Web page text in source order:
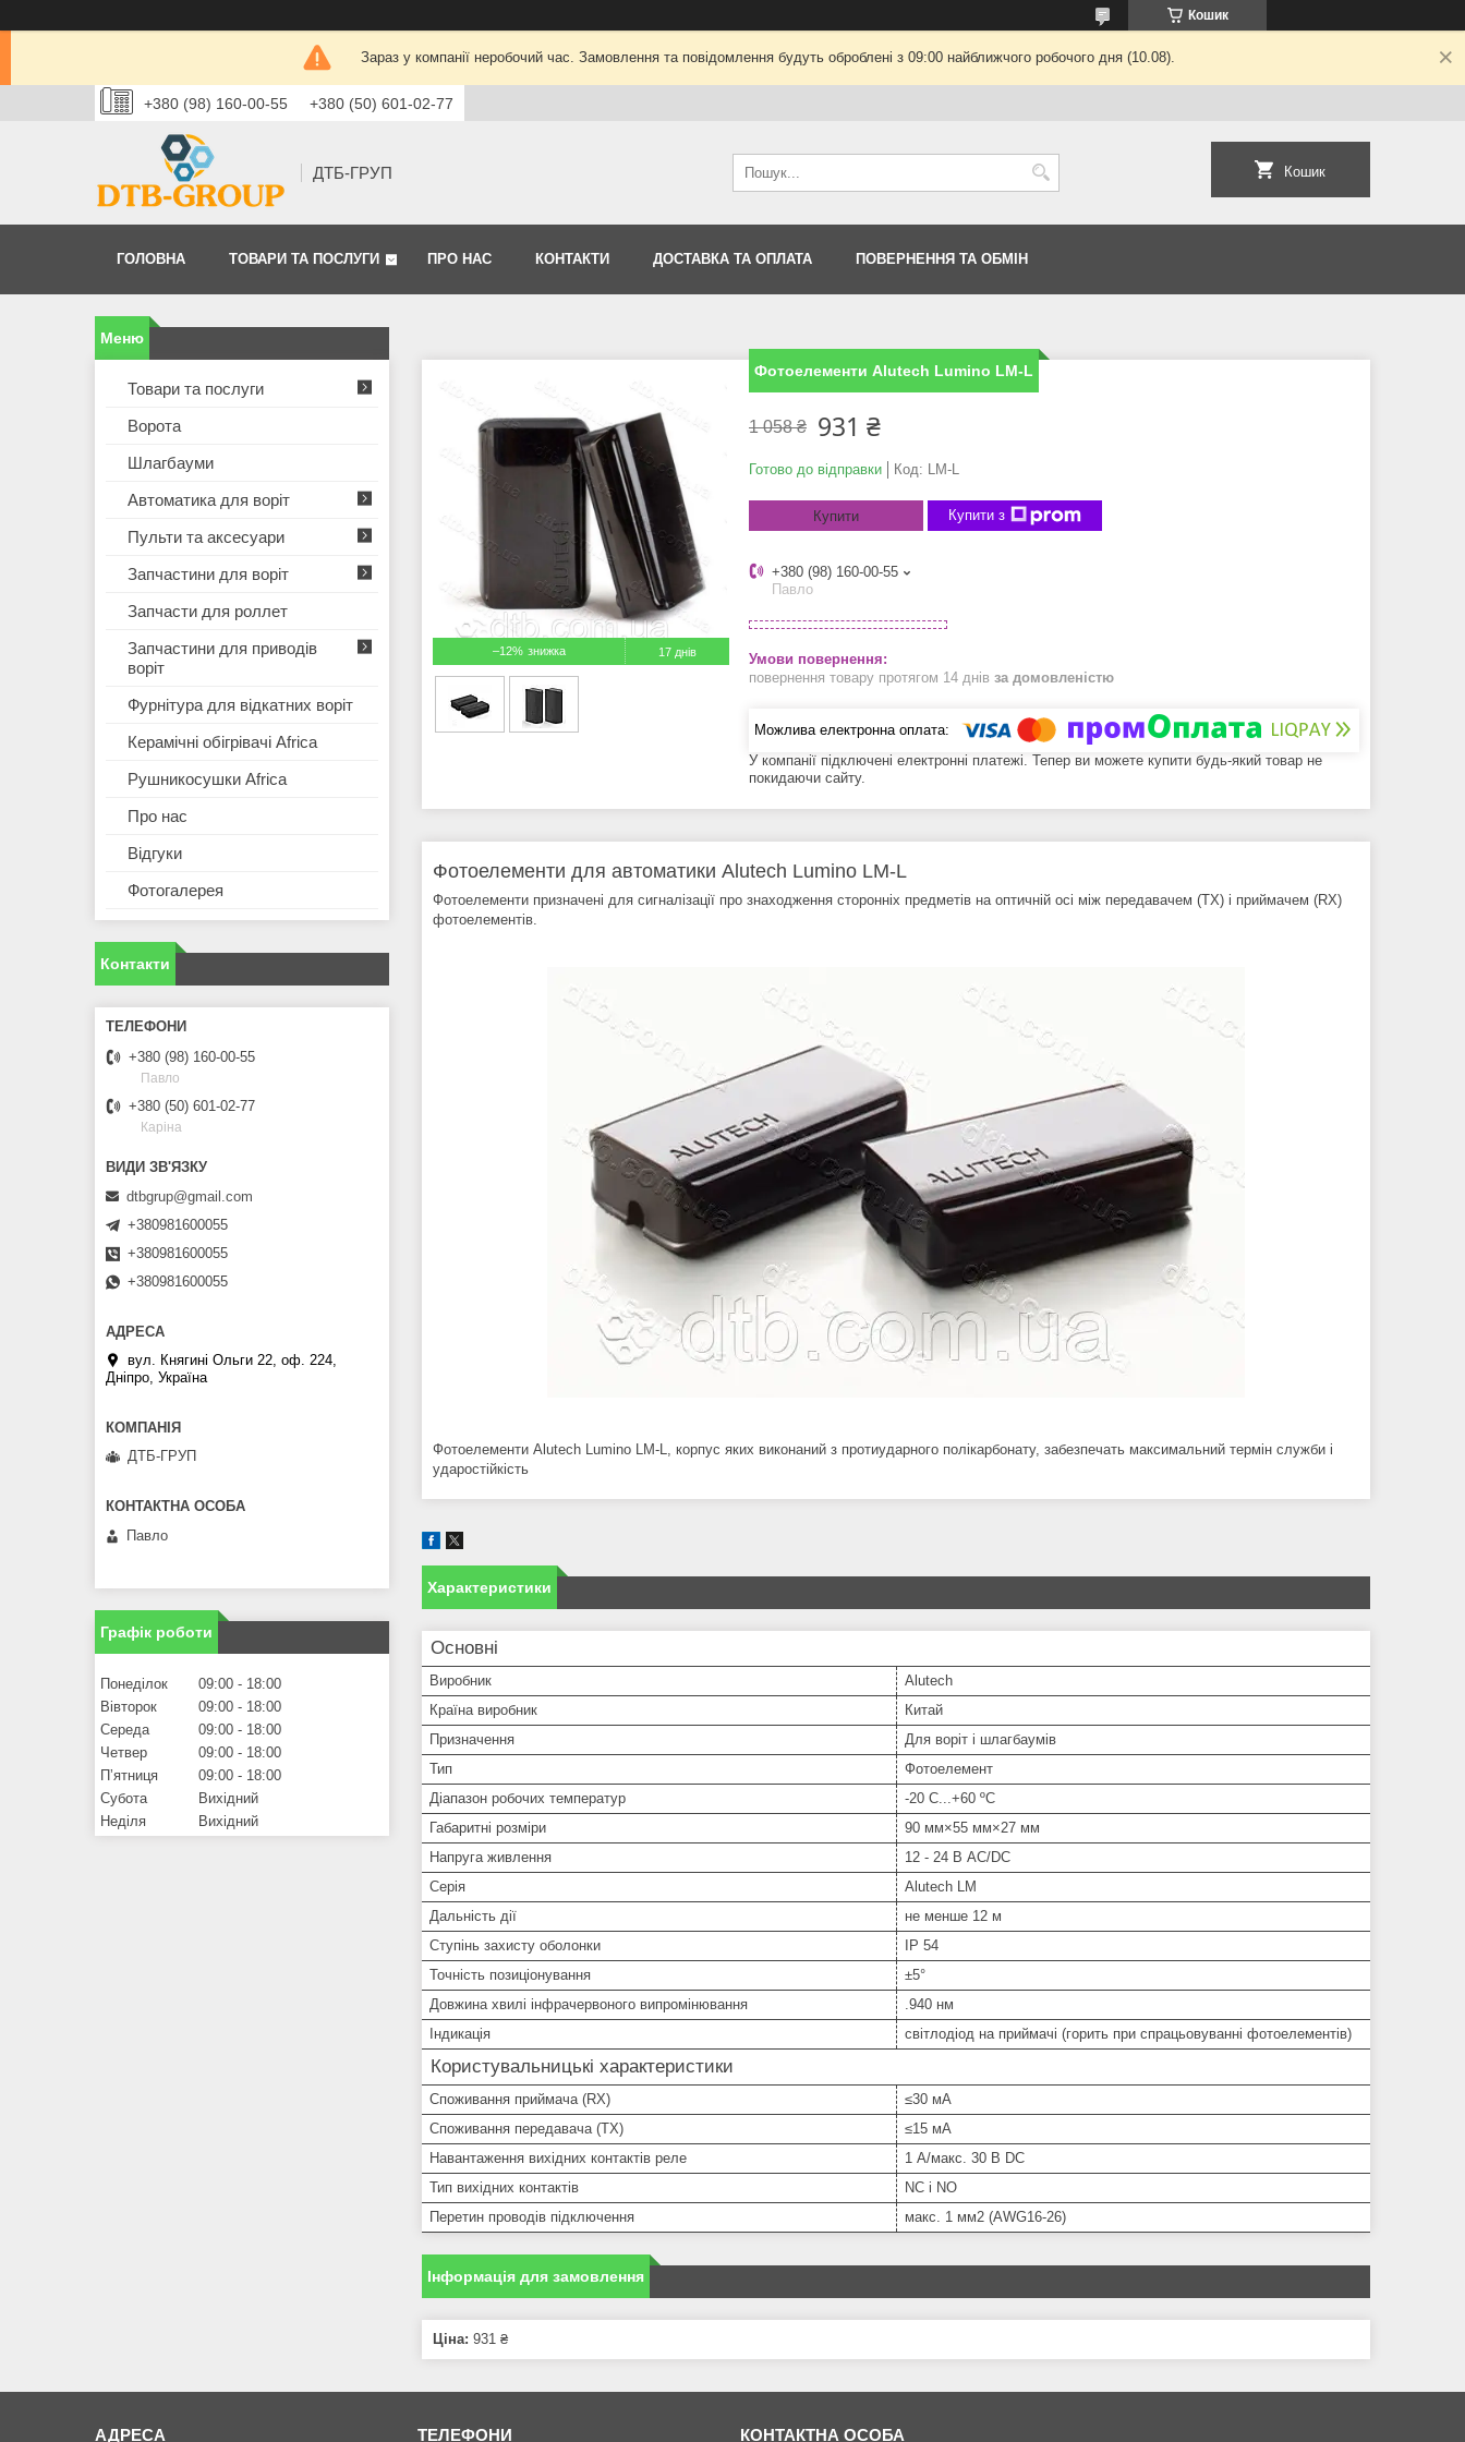
Кошик
Зараз у компанії неробочий час. Замовлення та повідомлення будуть оброблені з 09:00 найближчого робочого дня (10.08).
+380 (98) 160-00-55 +380 (50) 601-02-77
ДТБ-ГРУП Кошик
ГОЛОВНА ТОВАРИ ТА ПОСЛУГИ ПРО НАС КОНТАКТИ ДОСТАВКА ТА ОПЛАТА ПОВЕРНЕННЯ ТА ОБМІН
–12% 17 днів
Фотоелементи Alutech Lumino LM-L
1 058 ₴ 931 ₴
Готово до відправки Код: LM-L
Купити Купити з
+380 (98) 160-00-55
Павло
повернення товару протягом 14 днів за домовленістю
У компанії підключені електронні платежі. Тепер ви можете купити будь-який товар не
покидаючи сайту.
Фотоелементи для автоматики Alutech Lumino LM-L
Фотоелементи призначені для сигналізації про знаходження сторонніх предметів на оптичній осі між передавачем (TX) і приймачем (RX)
фотоелементів.
Фотоелементи Alutech Lumino LM-L, корпус яких виконаний з протиударного полікарбонату, забезпечать максимальний термін служби і
ударостійкість
Характеристики
Основні
Виробник
Alutech
Країна виробник
Китай
Призначення
Для воріт і шлагбаумів
Тип
Фотоелемент
Діапазон робочих температур
-20 С...+60 ºС
Габаритні розміри
90 мм×55 мм×27 мм
Напруга живлення
12 - 24 В AC/DC
Серія
Alutech LM
Дальність дії
не менше 12 м
Ступінь захисту оболонки
IP 54
Точність позиціонування
±5°
Довжина хвилі інфрачервоного випромінювання
.940 нм
Індикація
світлодіод на приймачі (горить при спрацьовуванні фотоелементів)
Користувальницькі характеристики
Споживання приймача (RX)
≤30 мА
Споживання передавача (TX)
≤15 мА
Навантаження вихідних контактів реле
1 А/макс. 30 В DC
Тип вихідних контактів
NC і NO
Перетин проводів підключення
макс. 1 мм2 (AWG16-26)
Інформація для замовлення
Ціна: 931 ₴
Товари та послуги
Ворота
Шлагбауми
Автоматика для воріт
Пульти та аксесуари
Запчастини для воріт
Запчасти для роллет
Запчастини для приводів
воріт
Фурнітура для відкатних воріт
Керамічні обігрівачі Africa
Рушникосушки Africa
Про нас
Відгуки
Фотогалерея
Контакти
+380 (98) 160-00-55
Павло
+380 (50) 601-02-77
Каріна
dtbgrup@gmail.com
+380981600055
+380981600055
+380981600055
вул. Княгині Ольги 22, оф. 224,
Дніпро, Україна
ДТБ-ГРУП
Павло
Графік роботи
Понеділок 09:00
18:00
Вівторок
09:00
18:00
Середа
09:00
18:00
Четвер
09:00
18:00
Пʼятниця
09:00
18:00
Субота
Вихідний
Неділя
Вихідний